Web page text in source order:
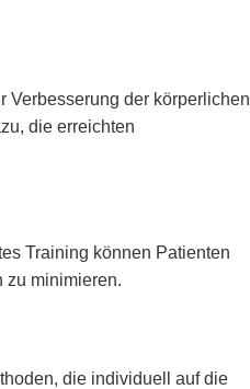
Verbesserung der körperlichen
die erreichten
Training können Patienten
zu minimieren.
die individuell auf die